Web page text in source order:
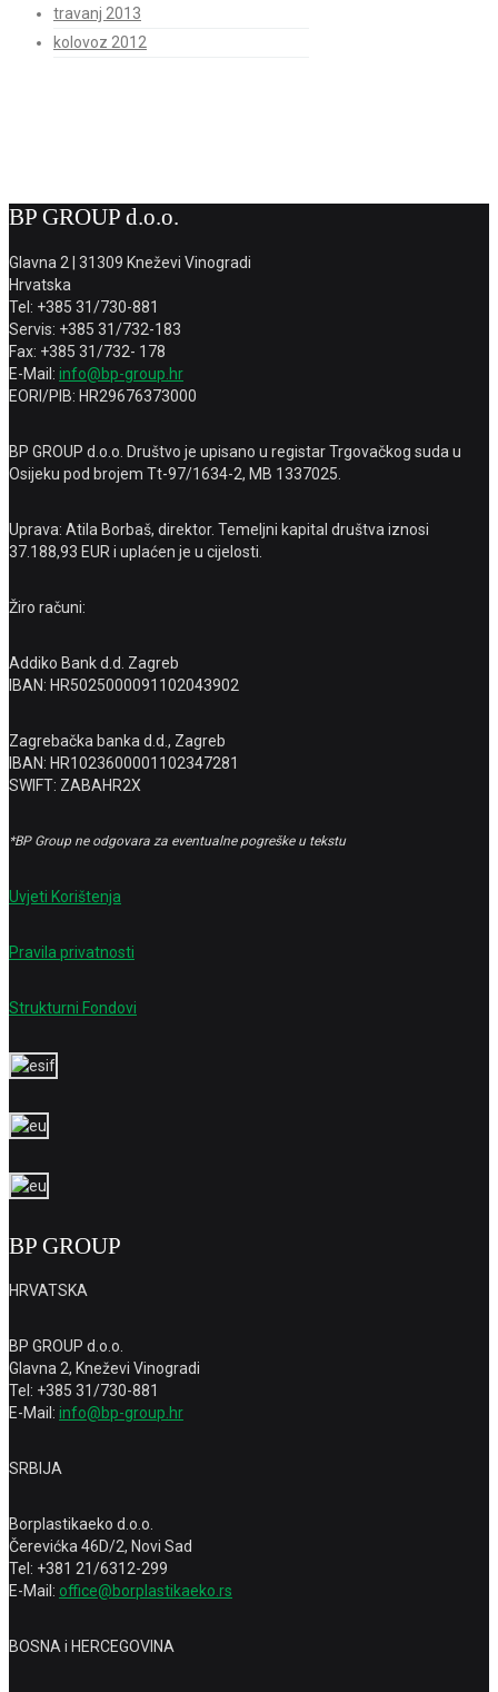
travanj 2013
kolovoz 2012
BP GROUP d.o.o.
Glavna 2 | 31309 Kneževi Vinogradi
Hrvatska
Tel: +385 31/730-881
Servis: +385 31/732-183
Fax: +385 31/732- 178
E-Mail: info@bp-group.hr
EORI/PIB: HR29676373000
BP GROUP d.o.o. Društvo je upisano u registar Trgovačkog suda u
Osijeku pod brojem Tt-97/1634-2, MB 1337025.
Uprava: Atila Borbaš, direktor. Temeljni kapital društva iznosi
37.188,93 EUR i uplaćen je u cijelosti.
Žiro računi:
Addiko Bank d.d. Zagreb
IBAN: HR5025000091102043902
Zagrebačka banka d.d., Zagreb
IBAN: HR1023600001102347281
SWIFT: ZABAHR2X
*BP Group ne odgovara za eventualne pogreške u tekstu
Uvjeti Korištenja
Pravila privatnosti
Strukturni Fondovi
BP GROUP
HRVATSKA
BP GROUP d.o.o.
Glavna 2, Kneževi Vinogradi
Tel: +385 31/730-881
E-Mail: info@bp-group.hr
SRBIJA
Borplastikaeko d.o.o.
Čerevićka 46D/2, Novi Sad
Tel: +381 21/6312-299
E-Mail: office@borplastikaeko.rs
BOSNA i HERCEGOVINA